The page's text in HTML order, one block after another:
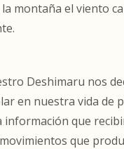
montaña el viento
Deshimaru nos
en nuestra vida de
que
que